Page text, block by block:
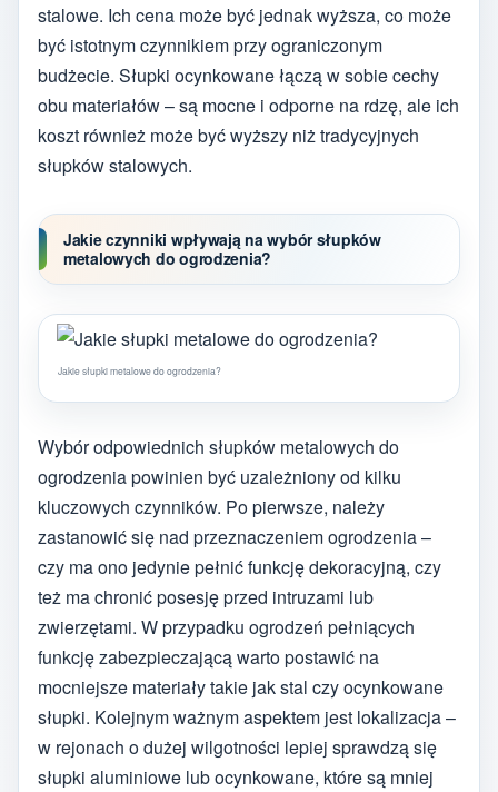
stalowe. Ich cena może być jednak wyższa, co może
być istotnym czynnikiem przy ograniczonym
budżecie. Słupki ocynkowane łączą w sobie cechy
obu materiałów – są mocne i odporne na rdzę, ale ich
koszt również może być wyższy niż tradycyjnych
słupków stalowych.
Jakie czynniki wpływają na wybór słupków
metalowych do ogrodzenia?
Jakie słupki metalowe do ogrodzenia?
Wybór odpowiednich słupków metalowych do
ogrodzenia powinien być uzależniony od kilku
kluczowych czynników. Po pierwsze, należy
zastanowić się nad przeznaczeniem ogrodzenia –
czy ma ono jedynie pełnić funkcję dekoracyjną, czy
też ma chronić posesję przed intruzami lub
zwierzętami. W przypadku ogrodzeń pełniących
funkcję zabezpieczającą warto postawić na
mocniejsze materiały takie jak stal czy ocynkowane
słupki. Kolejnym ważnym aspektem jest lokalizacja –
w rejonach o dużej wilgotności lepiej sprawdzą się
słupki aluminiowe lub ocynkowane, które są mniej